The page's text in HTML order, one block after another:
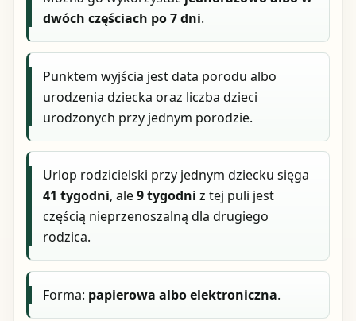
dwóch częściach po 7 dni.
Punktem wyjścia jest data porodu albo
urodzenia dziecka oraz liczba dzieci
urodzonych przy jednym porodzie.
Urlop rodzicielski przy jednym dziecku sięga
41 tygodni, ale9 tygodni z tej puli jest
częścią nieprzenoszalną dla drugiego
rodzica.
Forma: papierowa albo elektroniczna.